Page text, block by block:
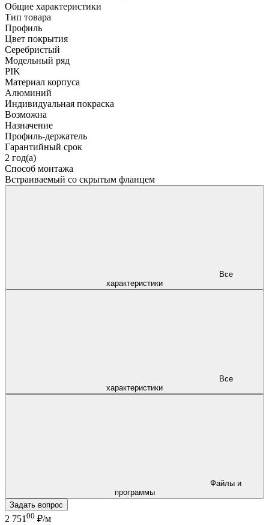
Общие характеристики
Тип товара
Профиль
Цвет покрытия
Серебристый
Модельный ряд
PIK
Материал корпуса
Алюминий
Индивидуальная покраска
Возможна
Назначение
Профиль-держатель
Гарантийный срок
2 год(а)
Способ монтажа
Встраиваемый со скрытым фланцем
характеристики
характеристики
программы
Задать вопрос
2 751 00 ₽/м